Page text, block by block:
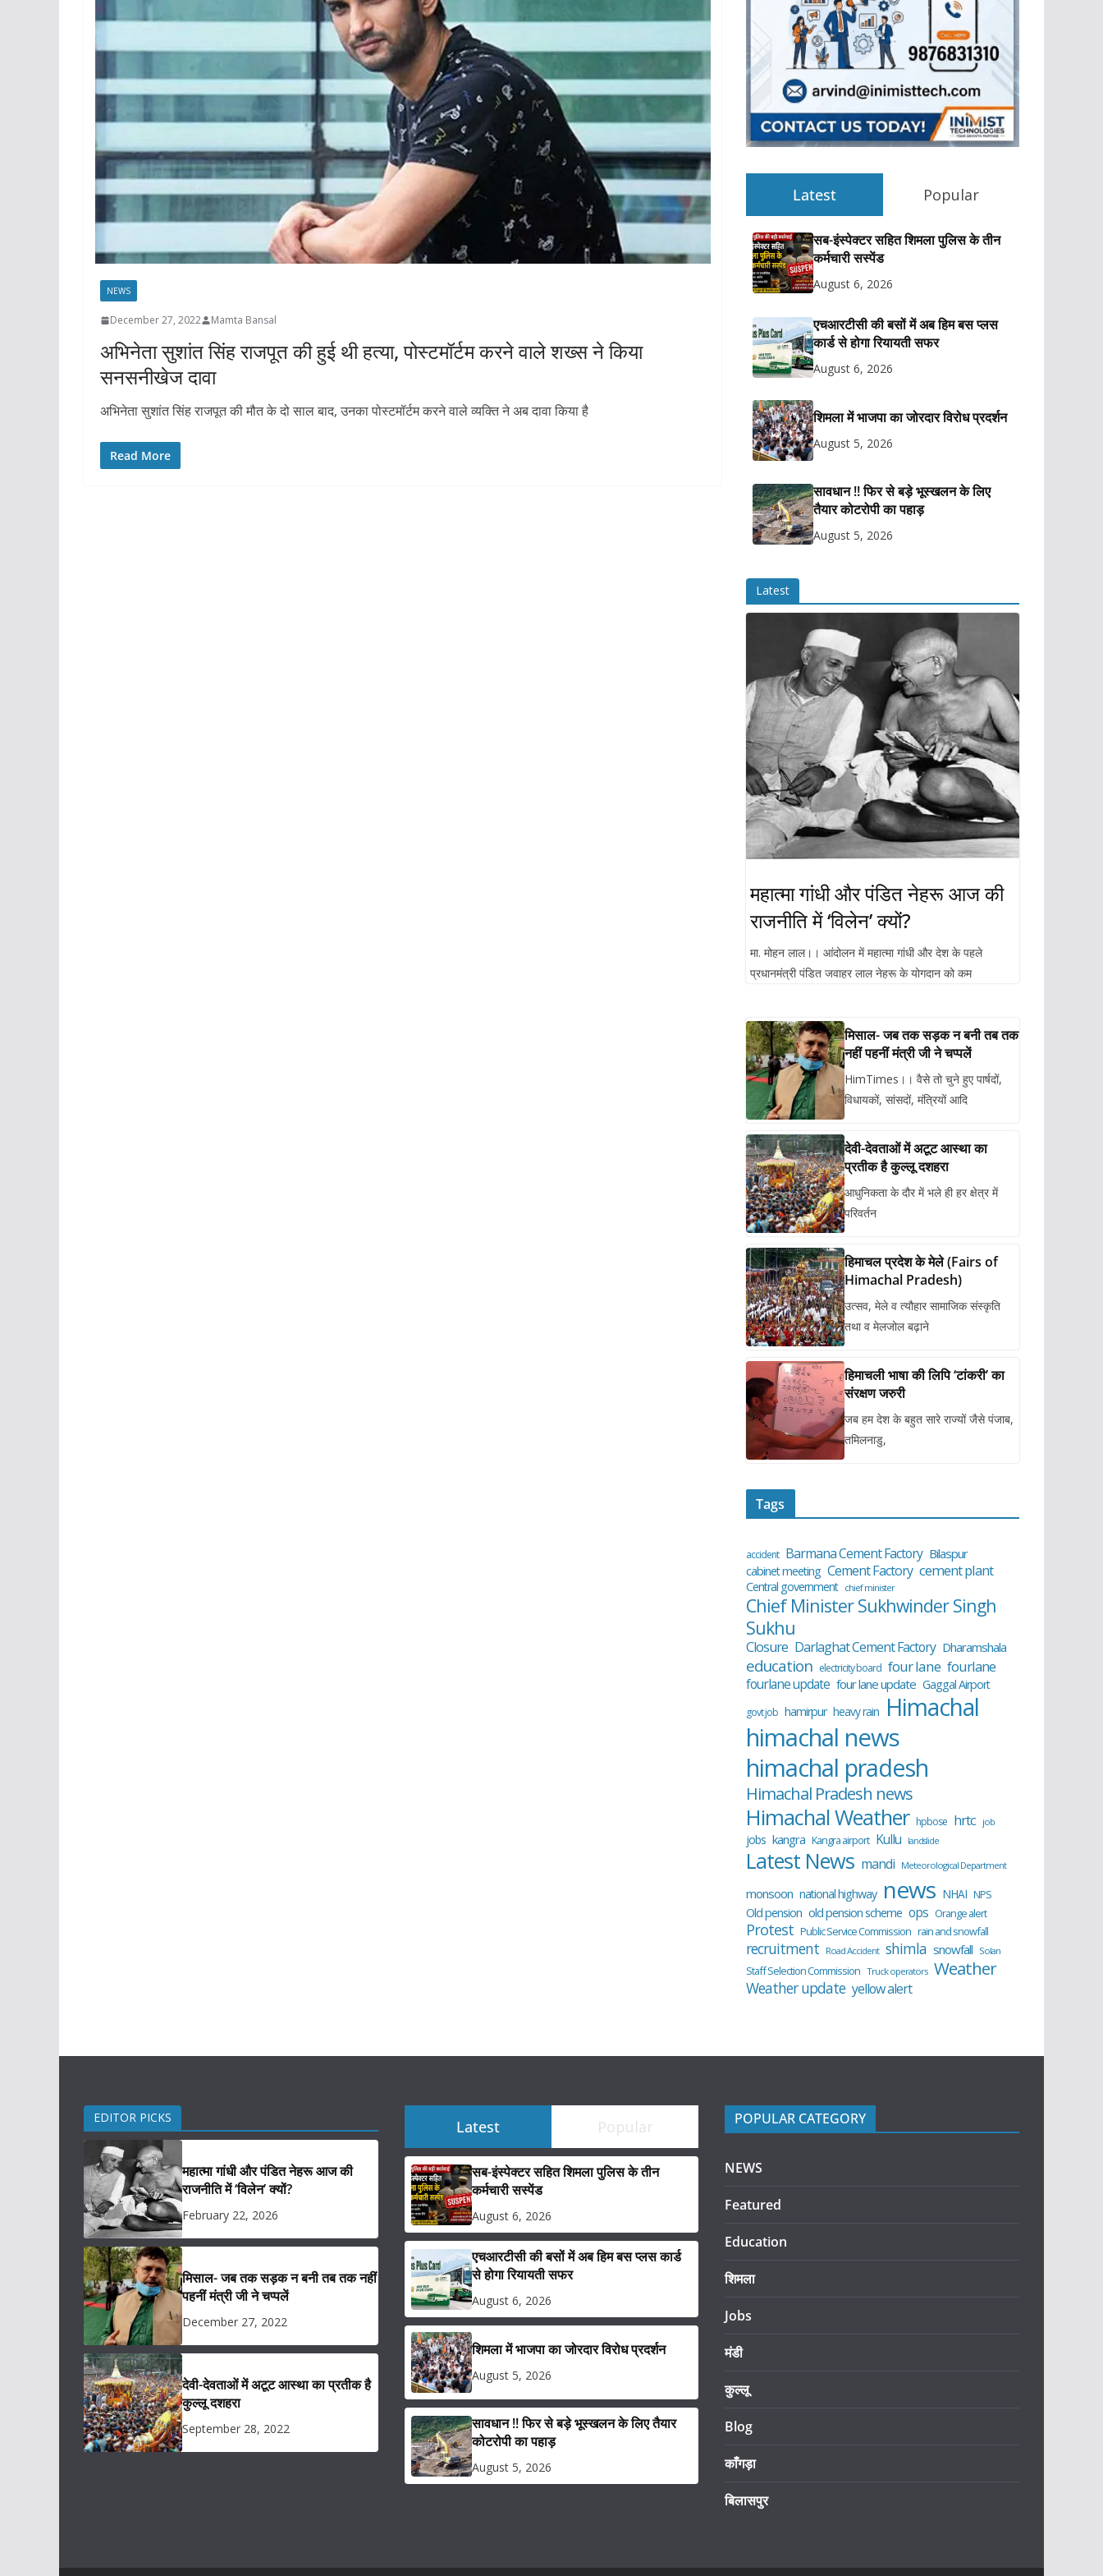
NEWS
December 27, 2022 Mamta Bansal
अभिनेता सुशांत सिंह राजपूत की हुई थी हत्या, पोस्टमॉर्टम करने वाले शख्स ने किया
सनसनीखेज दावा
अभिनेता सुशांत सिंह राजपूत की मौत के दो साल बाद, उनका पोस्टमॉर्टम करने वाले व्यक्ति ने अब दावा किया है
Read More
Latest Popular
सब-इंस्पेक्टर सहित शिमला पुलिस के तीन
कर्मचारी सस्पेंड
August 6, 2026
एचआरटीसी की बसों में अब हिम बस प्लस
कार्ड से होगा रियायती सफर
August 6, 2026
शिमला में भाजपा का जोरदार विरोध प्रदर्शन
August 5, 2026
सावधान !! फिर से बड़े भूस्खलन के लिए
तैयार कोटरोपी का पहाड़
August 5, 2026
Latest
महात्मा गांधी और पंडित नेहरू आज की
राजनीति में ‘विलेन’ क्यों?
मा. मोहन लाल।। आंदोलन में महात्मा गांधी और देश के पहले
प्रधानमंत्री पंडित जवाहर लाल नेहरू के योगदान को कम
मिसाल- जब तक सड़क न बनी तब तक
नहीं पहनीं मंत्री जी ने चप्पलें
HimTimes।। वैसे तो चुने हुए पार्षदों,
विधायकों, सांसदों, मंत्रियों आदि
देवी-देवताओं में अटूट आस्था का
प्रतीक है कुल्लू दशहरा
आधुनिकता के दौर में भले ही हर क्षेत्र में
परिवर्तन
हिमाचल प्रदेश के मेले (Fairs of
Himachal Pradesh)
उत्सव, मेले व त्यौहार सामाजिक संस्कृति
तथा व मेलजोल बढ़ाने
हिमाचली भाषा की लिपि ‘टांकरी’ का
संरक्षण जरुरी
जब हम देश के बहुत सारे राज्यों जैसे पंजाब,
तमिलनाडु,
Tags
accident Barmana Cement Factory Bilaspur
cabinet meeting Cement Factory cement plant
Central government chief minister
Chief Minister Sukhwinder Singh
Sukhu
Closure Darlaghat Cement Factory Dharamshala
education electricity board four lane fourlane
fourlane update four lane update Gaggal Airport
govt job hamirpur heavy rain Himachal
himachal news
himachal pradesh
Himachal Pradesh news
Himachal Weather hpbose hrtc job
jobs kangra Kangra airport Kullu landslide
Latest News mandi Meteorological Department
monsoon national highway news NHAI NPS
Old pension old pension scheme ops Orange alert
Protest Public Service Commission rain and snowfall
recruitment Road Accident shimla snowfall Solan
Staff Selection Commission Truck operators Weather
Weather update yellow alert
EDITOR PICKS
महात्मा गांधी और पंडित नेहरू आज की
राजनीति में ‘विलेन’ क्यों?
February 22, 2026
मिसाल- जब तक सड़क न बनी तब तक नहीं
पहनीं मंत्री जी ने चप्पलें
December 27, 2022
देवी-देवताओं में अटूट आस्था का प्रतीक है
कुल्लू दशहरा
September 28, 2022
Latest Popular
सब-इंस्पेक्टर सहित शिमला पुलिस के तीन
कर्मचारी सस्पेंड
August 6, 2026
एचआरटीसी की बसों में अब हिम बस प्लस कार्ड
से होगा रियायती सफर
August 6, 2026
शिमला में भाजपा का जोरदार विरोध प्रदर्शन
August 5, 2026
सावधान !! फिर से बड़े भूस्खलन के लिए तैयार
कोटरोपी का पहाड़
August 5, 2026
POPULAR CATEGORY
NEWS
Featured
Education
शिमला
Jobs
मंडी
कुल्लू
Blog
काँगड़ा
बिलासपुर